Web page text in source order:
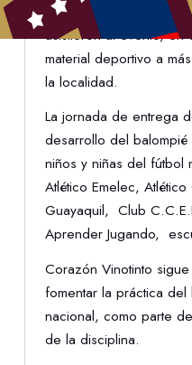
presidentes de
asistieron al evento,
material deportivo a
la localidad.
La jornada de entrega
desarrollo del
niños y niñas del
Atlético Emelec,
Guayaquil, Club
Aprender Jugando,
Corazón Vinotinto
fomentar la práctica
nacional, como parte
de la disciplina.